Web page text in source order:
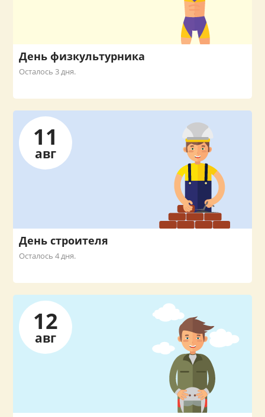
День физкультурника
Осталось 3 дня.
11
авг
День строителя
Осталось 4 дня.
12
авг